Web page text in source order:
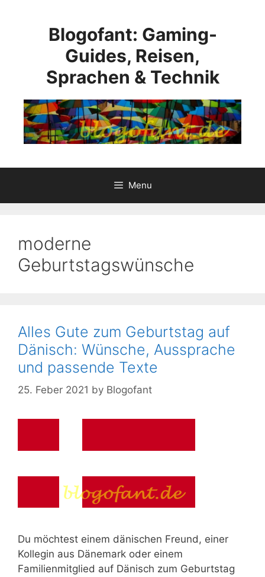
Blogofant: Gaming-
Guides, Reisen,
Sprachen & Technik
Menu
moderne
Geburtstagswünsche
Alles Gute zum Geburtstag auf
Dänisch: Wünsche, Aussprache
und passende Texte
25. Feber 2021 by Blogofant
Du möchtest einem dänischen Freund, einer
Kollegin aus Dänemark oder einem
Familienmitglied auf Dänisch zum Geburtstag